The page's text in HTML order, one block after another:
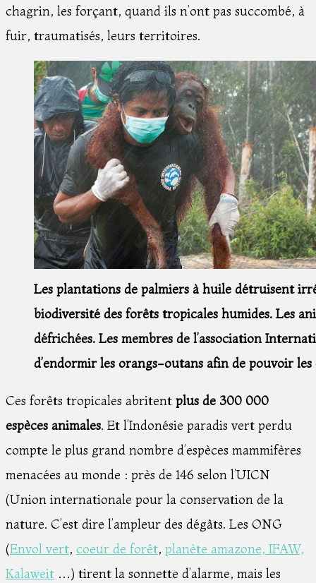
chagrin, les forçant, quand ils n’ont pas succombé, à
fuir, traumatisés, leurs territoires.
Les plantations de palmiers à huile détruisent
biodiversité des forêts tropicales humides. Les
défrichées. Les membres de l’association
d’endormir les orangs-outans afin de pouvoir
Ces forêts tropicales abritent plus de 300 000
espèces animales. Et l’Indonésie paradis vert perdu
compte le plus grand nombre d’espèces mammifères
menacées au monde : près de 146 selon l’UICN
(Union internationale pour la conservation de la
nature. C’est dire l’ampleur des dégâts. Les ONG
(Envol vert, coeur de forêt, planète amazone, IFAW,
Kalaweit …) tirent la sonnette d’alarme, mais les